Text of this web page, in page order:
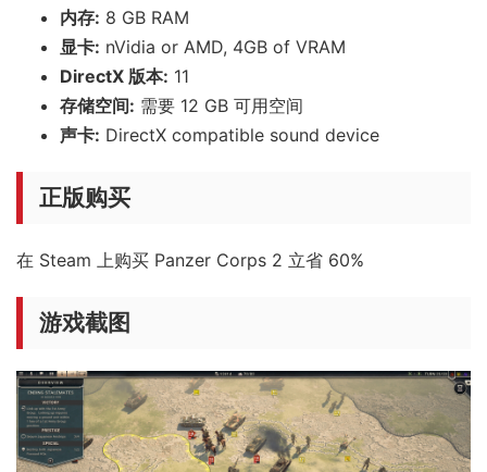
内存: 8 GB RAM
显卡: nVidia or AMD, 4GB of VRAM
DirectX 版本: 11
存储空间: 需要 12 GB 可用空间
声卡: DirectX compatible sound device
正版购买
在 Steam 上购买 Panzer Corps 2 立省 60%
游戏截图